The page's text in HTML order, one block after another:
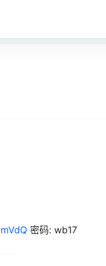
密码: wb17